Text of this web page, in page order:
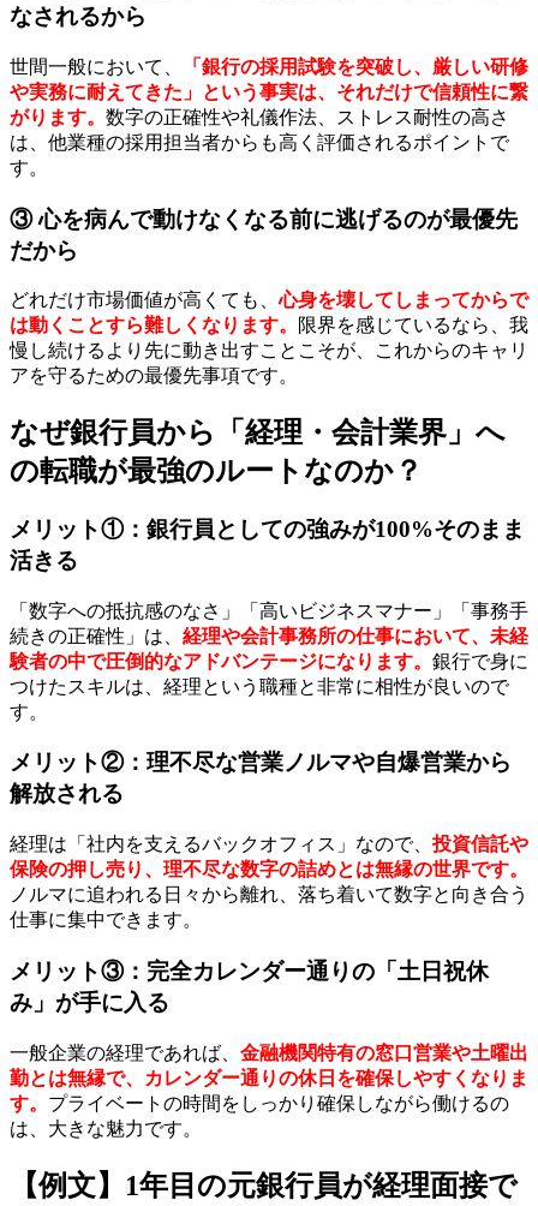
なされるから
世間一般において、
「銀行の採用試験を突破し、厳しい研修
や実務に耐えてきた」という事実は、それだけで信頼性に繋
がります。 数字の正確性や礼儀作法、ストレス耐性の高さ
は、他業種の採用担当者からも高く評価されるポイントで
す。
③ 心を病んで動けなくなる前に逃げるのが最優先
だから
どれだけ市場価値が高くても、心身を壊してしまってからで
は動くことすら難しくなります。
限界を感じているなら、我
慢し続けるより先に動き出すことこそが、これからのキャリ
アを守るための最優先事項です。
なぜ銀行員から「経理・会計業界」へ
の転職が最強のルートなのか？
メリット①：銀行員としての強みが100%そのまま
活きる
「数字への抵抗感のなさ」「高いビジネスマナー」「事務手
続きの正確性」は、 経理や会計事務所の仕事において、未経
験者の中で圧倒的なアドバンテージになります。 銀行で身に
つけたスキルは、経理という職種と非常に相性が良いので
す。
メリット②：理不尽な営業ノルマや自爆営業から
解放される
経理は「社内を支えるバックオフィス」なので、投資信託や
保険の押し売り、理不尽な数字の詰めとは無縁の世界です。
ノルマに追われる日々から離れ、落ち着いて数字と向き合う
仕事に集中できます。
メリット③：完全カレンダー通りの「土日祝休
み」が手に入る
一般企業の経理であれば、 金融機関特有の窓口営業や土曜出
勤とは無縁で、カレンダー通りの休日を確保しやすくなりま
す。 プライベートの時間をしっかり確保しながら働けるの
は、大きな魅力です。
【例文】1年目の元銀行員が経理面接で